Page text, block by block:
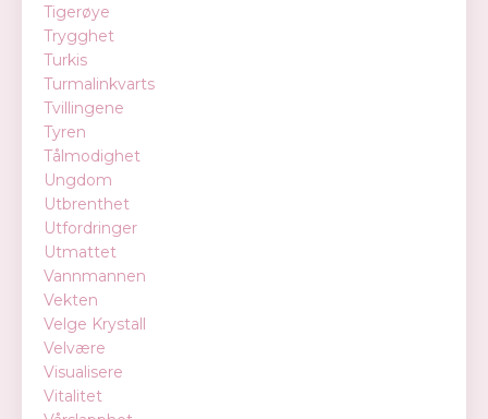
Tigerøye
Trygghet
Turkis
Turmalinkvarts
Tvillingene
Tyren
Tålmodighet
Ungdom
Utbrenthet
Utfordringer
Utmattet
Vannmannen
Vekten
Velge Krystall
Velvære
Visualisere
Vitalitet